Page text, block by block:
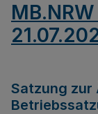
Satzung zur